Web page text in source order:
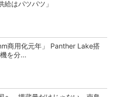
給はパツパツ」
商用化元年」 Panther Lake搭
を分...